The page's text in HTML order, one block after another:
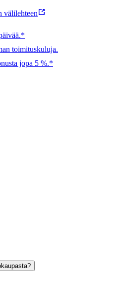
välilehteen
toimituskuluja.
jopa 5 %.*